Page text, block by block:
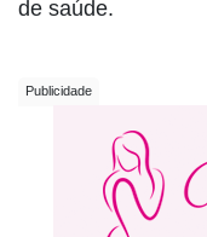
de saúde.